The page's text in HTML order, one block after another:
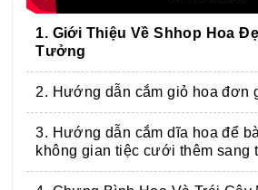
1. Giới Thiệu Về Shhop Hoa
Tưởng
2. Hướng dẫn cắm giỏ hoa đơn
3. Hướng dẫn cắm dĩa hoa để
không gian tiệc cưới thêm sang